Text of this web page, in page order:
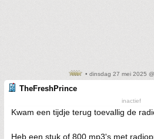
• dinsdag 27 mei 2025
TheFreshPrince
inactief
Kwam een tijdje terug toevallig de
Heb een stuk of 800 mp3's met